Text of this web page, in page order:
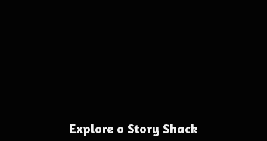
Explore o Story Shack